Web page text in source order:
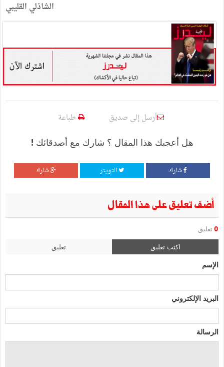
الشاذلي القليبي
أرسل إلى صديق طباعة
هل أعجبك هذا المقال ؟ شارك مع أصدقائك !
شارك التويتر شارك
أضف تعليق على هذا المقال
0 تعليق
اكتب تعليق تعليق
الإسم
البريد الإلكتروني
الرسالة